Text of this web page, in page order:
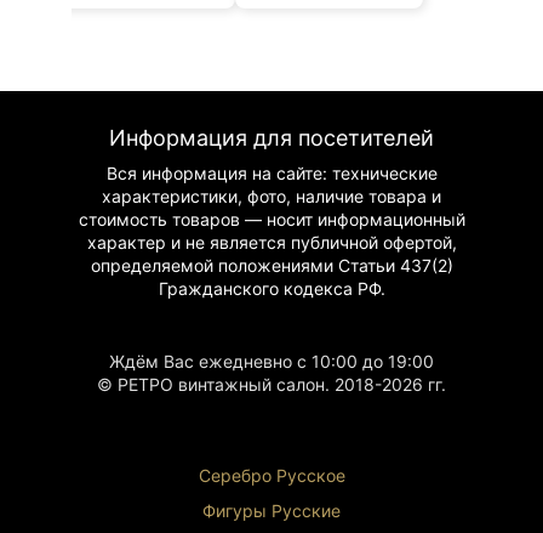
Информация для посетителей
Вся информация на сайте: технические
характеристики, фото, наличие товара и
стоимость товаров — носит информационный
характер и не является публичной офертой,
определяемой положениями Статьи 437(2)
Гражданскогокодекса РФ.
Ждём Вас ежедневно с 10:00 до 19:00
© РЕТРО винтажный салон. 2018-2026 гг.
Серебро Русское
Фигуры Русские